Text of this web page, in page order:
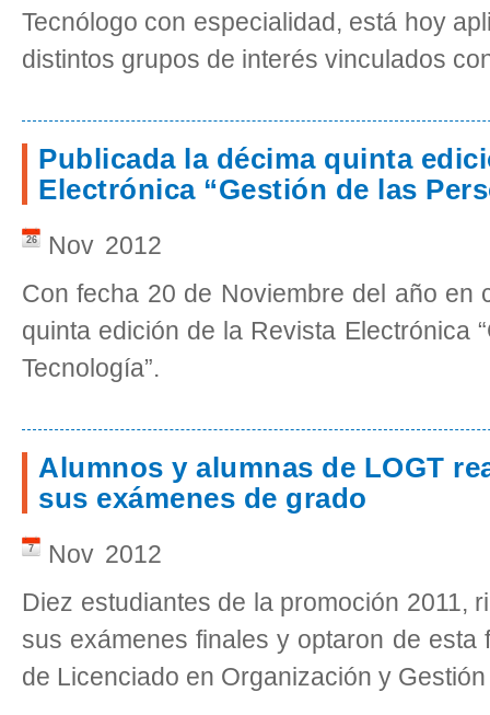
Tecnólogo con especialidad, está hoy
distintos grupos de interés vinculados
Publicada la décima quinta
Electrónica “Gestión de las
Nov
26
2012
Con fecha 20 de Noviembre del año en
quinta edición de la Revista Electrónica
Tecnología”.
Alumnos y alumnas de LOGT
sus exámenes de grado
Nov
7
2012
Diez estudiantes de la promoción 2011,
sus exámenes finales y optaron de esta
de Licenciado en Organización y